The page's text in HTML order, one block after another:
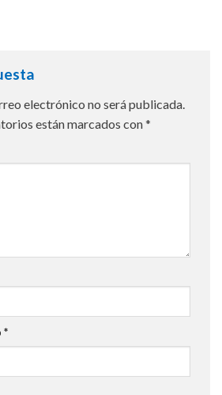
electrónico no será publicada.
están marcados con*
*